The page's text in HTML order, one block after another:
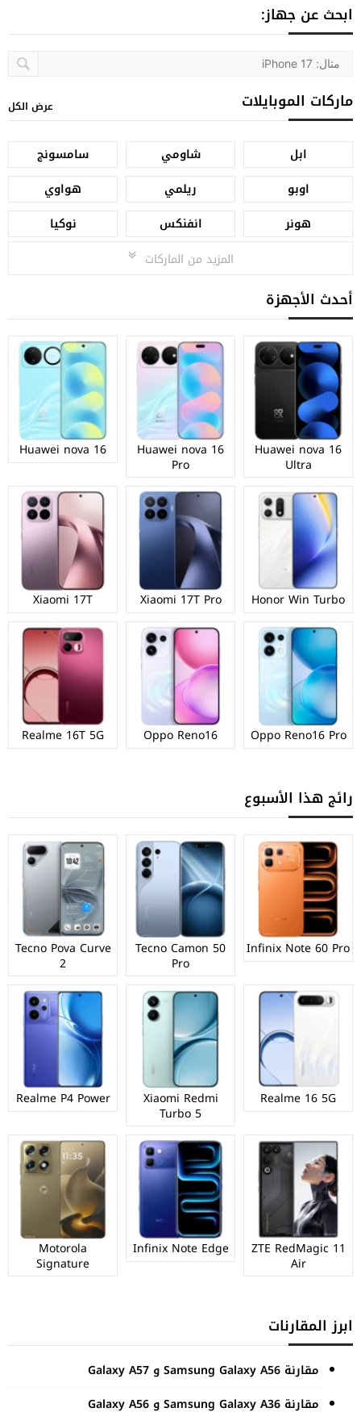
ابحث عن جهاز:
ماركات الموبايلات عرض الكل
ابل شاومي
سامسونج
اوبو
ريلمي
هواوي
هونر
انفنكس
نوكيا
المزيد من الماركات
أحدث الأجهزة
Huawei nova 16
Ultra
Huawei nova 16
Pro
Huawei nova 16
Honor Win Turbo
Xiaomi 17T Pro
Xiaomi 17T
Oppo Reno16 Pro
Oppo Reno16
Realme 16T 5G
رائج هذا الأسبوع
Infinix Note 60 Pro
Tecno Camon 50
Pro
Tecno Pova Curve
2
Realme 16 5G
Xiaomi Redmi
Turbo 5
Realme P4 Power
ZTE RedMagic 11
Air
Infinix Note Edge
Motorola
Signature
ابرز المقارنات
مقارنة Samsung Galaxy A56 و Galaxy A57
مقارنة Samsung Galaxy A36 و Galaxy A56